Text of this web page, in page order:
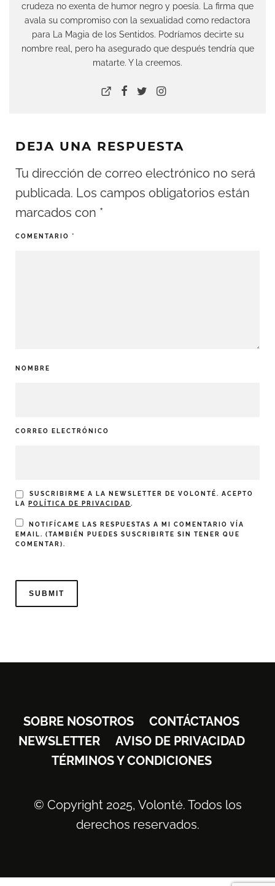
crudeza no exenta de humor negro y poesía. La firma que
avala su compromiso con la sexualidad como redactora
para La Magia de los Sentidos. Podríamos decirte su
nombre real, pero ha asegurado que después tendría que
matarte. Y la creemos.
DEJA UNA RESPUESTA
Tu dirección de correo electrónico no será
publicada. Los campos obligatorios están
marcados con *
COMENTARIO *
NOMBRE
CORREO ELECTRÓNICO
SUSCRIBIRME A LA NEWSLETTER DE VOLONTÉ. ACEPTO
LA
POLÍTICA DE PRIVACIDAD.
NOTIFÍCAME LAS RESPUESTAS A MI COMENTARIO VÍA
EMAIL. (TAMBIÉN PUEDES SUSCRIBIRTE SIN TENER QUE
COMENTAR).
SOBRE NOSOTROS
CONTÁCTANOS
NEWSLETTER
AVISO DE PRIVACIDAD
TÉRMINOS Y CONDICIONES
© Copyright 2025, Volonté. Todos los
derechos reservados.